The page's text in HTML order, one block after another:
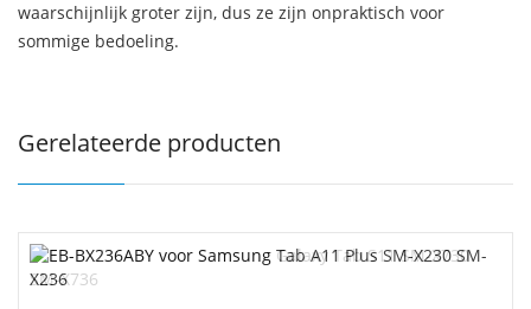
waarschijnlijk groter zijn, dus ze zijn onpraktisch voor
sommige bedoeling.
Gerelateerde producten